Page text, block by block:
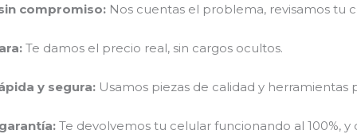
compromiso: Nos cuentas el problema, revisamos tu
Te damos el precio real, sin cargos ocultos.
y segura: Usamos piezas de calidad y herramientas
Te devolvemos tu celular funcionando al 100%, y